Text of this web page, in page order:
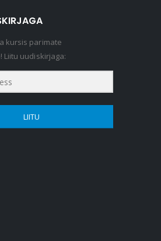
kursis parimate
Liitu uudiskirjaga:
LIITU